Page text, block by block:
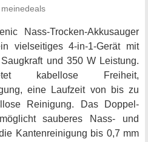
Nass-Trocken-Akkusauger
vielseitiges 4-in-1-Gerät mit
und 350 W Leistung.
kabellose Freiheit,
eine Laufzeit von bis zu
Reinigung. Das Doppel-
sauberes Nass- und
Kantenreinigung bis 0,7 mm